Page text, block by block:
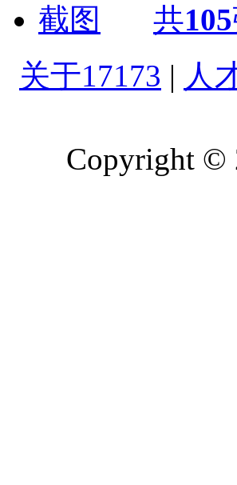
共105
关于17173 | 人
Copyright ©